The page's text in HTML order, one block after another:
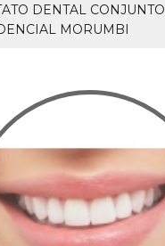
DENTAL CONJUNTO
MORUMBI